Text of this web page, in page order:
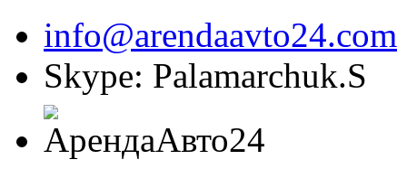
info@arendaavto24.com
Skype: Palamarchuk.S